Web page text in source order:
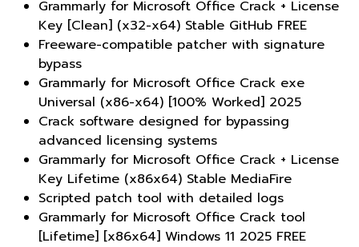
Grammarly for Microsoft Office Crack + License
Key [Clean] (x32-x64) Stable GitHub FREE
Freeware-compatible patcher with signature
bypass
Grammarly for Microsoft Office Crack exe
Universal (x86-x64) [100% Worked] 2025
Crack software designed for bypassing
advanced licensing systems
Grammarly for Microsoft Office Crack + License
Key Lifetime (x86x64) Stable MediaFire
Scripted patch tool with detailed logs
Grammarly for Microsoft Office Crack tool
[Lifetime] [x86x64] Windows 11 2025 FREE